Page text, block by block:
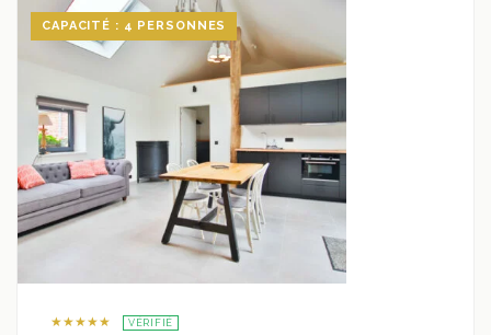
CAPACITÉ : 4 PERSONNES
★★★★★ VÉRIFIÉ